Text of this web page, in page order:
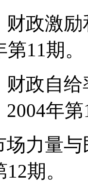
财政激
11期。
财政自
2004年
场力量
期。